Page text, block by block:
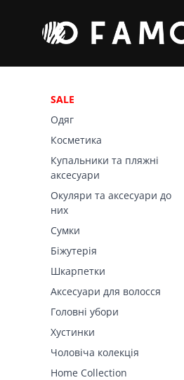
SALE
Одяг
Косметика
Купальники та пляжні
аксесуари
Окуляри та аксесуари до
них
Сумки
Біжутерія
Шкарпетки
Аксесуари для волосся
Головні убори
Хустинки
Чоловіча колекція
Home Collection
Фільтр
Ціна
SALE
Розмір (5)
Основний колір (7)
Виробник (1)
FAMO, власне виробництво (1)